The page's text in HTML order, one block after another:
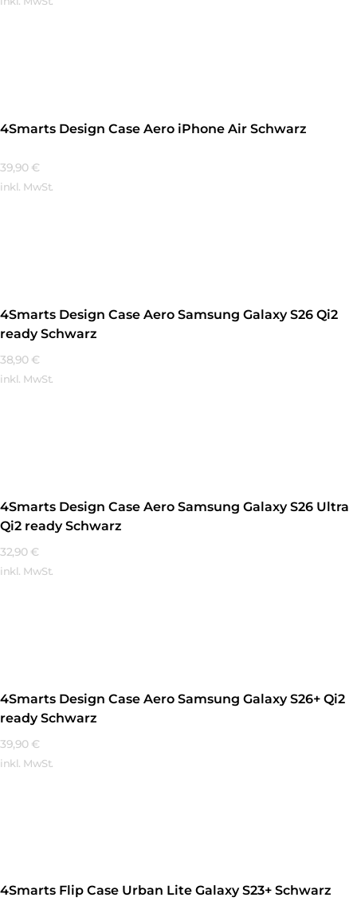
4Smarts Design Case Aero iPhone Air Schwarz
39,90 €
inkl. MwSt.
4Smarts Design Case Aero Samsung Galaxy S26 Qi2
ready Schwarz
38,90 €
inkl. MwSt.
4Smarts Design Case Aero Samsung Galaxy S26 Ultra
Qi2 ready Schwarz
32,90 €
inkl. MwSt.
4Smarts Design Case Aero Samsung Galaxy S26+ Qi2
ready Schwarz
39,90 €
inkl. MwSt.
4Smarts Flip Case Urban Lite Galaxy S23+ Schwarz